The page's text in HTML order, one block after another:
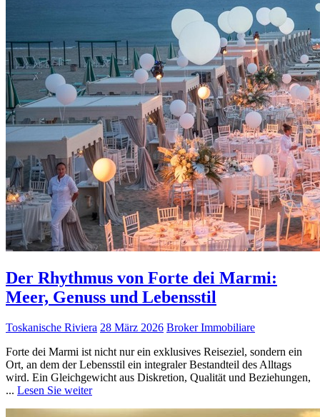
Der Rhythmus von Forte dei Marmi:
Meer, Genuss und Lebensstil
Toskanische Riviera 28 März 2026 Broker Immobiliare
Forte dei Marmi ist nicht nur ein exklusives Reiseziel, sondern ein
Ort, an dem der Lebensstil ein integraler Bestandteil des Alltags
wird. Ein Gleichgewicht aus Diskretion, Qualität und Beziehungen,
... Lesen Sie weiter